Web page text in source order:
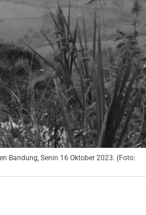
Bandung, Senin 16 Oktober 2023. (Foto: